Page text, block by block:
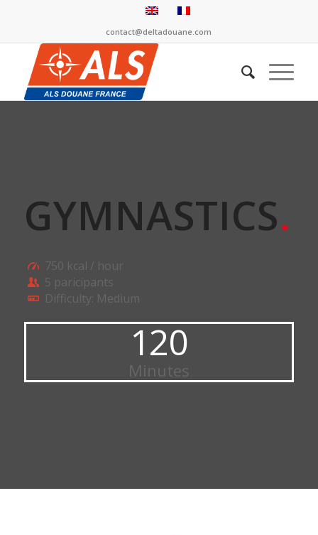
contact@deltadouane.com
GYMNASTICS.
750 kcal / hour
5 paricipants
Difficulty: Medium
120
Minutes